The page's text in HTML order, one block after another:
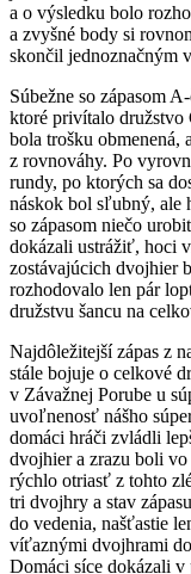
a o výsledku bolo
a zvyšné body si
skončil jednoznačným
Súbežne so zápasom
ktoré privítalo
bola trošku obmenená,
z rovnováhy. Po
rundy, po ktorých sa
náskok bol sľubný, ale
so zápasom niečo
dokázali ustrážiť, hoci
zostávajúcich dvojhier
rozhodovalo len pár
družstvu šancu na
Najdôležitejší zápas z
stále bojuje o celkové
v Závažnej Porube u
uvoľnenosť nášho
domáci hráči zvládli
dvojhier a zrazu boli
rýchlo otriasť z tohto
tri dvojhry a stav
do vedenia, našťastie
víťaznými dvojhrami
Domáci síce dokázali v